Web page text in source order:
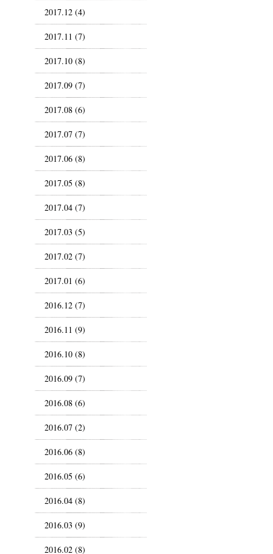
2017.12 (4)
2017.11 (7)
2017.10 (8)
2017.09 (7)
2017.08 (6)
2017.07 (7)
2017.06 (8)
2017.05 (8)
2017.04 (7)
2017.03 (5)
2017.02 (7)
2017.01 (6)
2016.12 (7)
2016.11 (9)
2016.10 (8)
2016.09 (7)
2016.08 (6)
2016.07 (2)
2016.06 (8)
2016.05 (6)
2016.04 (8)
2016.03 (9)
2016.02 (8)